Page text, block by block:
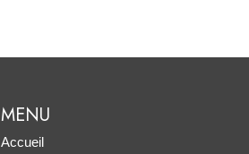
MENU
Accueil